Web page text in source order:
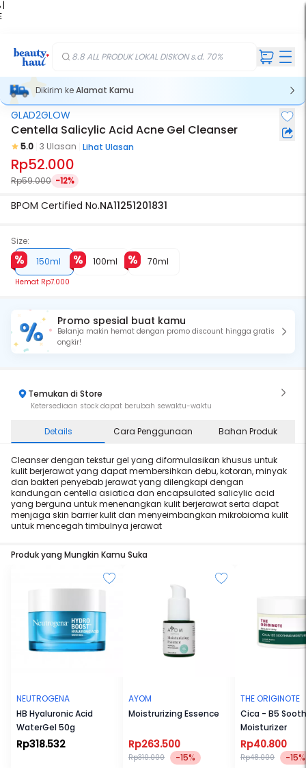
|
8.8 ALL PRODUK LOKAL DISKON s.d. 70%
Dikirim keAlamat Kamu
GLAD2GLOW
Centella Salicylic Acid Acne Gel Cleanser
5.0 3 Ulasan Lihat Ulasan
Rp52.000
Rp59.000 -12%
BPOM Certified No.NA11251201831
Size:
150ml
Hemat Rp7.000
100ml 70ml
Promo spesial buat kamu
Belanja makin hemat dengan promo discount hingga gratis
ongkir!
Temukan di Store
Ketersediaan stock dapat berubah sewaktu-waktu
Details Cara Penggunaan Bahan Produk
Cleanser dengan tekstur gel yang diformulasikan khusus untuk
kulit berjerawat yang dapat membersihkan debu, kotoran, minyak
dan bakteri penyebab jerawat yang dilengkapi dengan
kandungan centella asiatica dan encapsulated salicylic acid
yang berguna untuk menenangkan kulit berjerawat serta dapat
menjaga skin barrier kulit dan menyeimbangkan mikrobioma kulit
untuk mencegah timbulnya jerawat
Produk yang Mungkin Kamu Suka
NEUTROGENA
HB Hyaluronic Acid
WaterGel 50g
Rp318.532
AYOM
Moistrurizing Essence
Rp263.500
Rp310.000 -15%
THE ORIGINOTE
Cica - B5
Moisturizer
Rp40.800
Rp48.000 -15%